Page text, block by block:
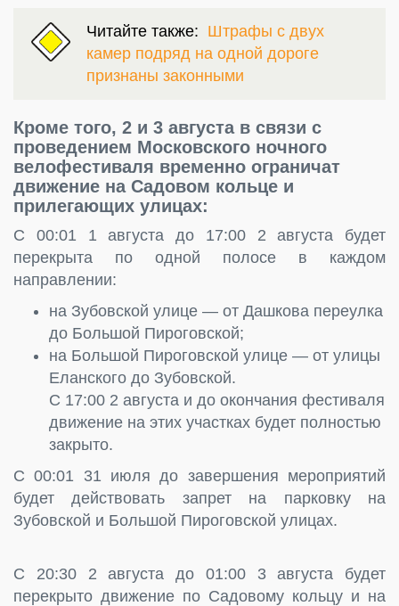
Читайте также: Штрафы с двух
камер подряд на одной дороге
признаны законными
Кроме того, 2 и 3 августа в связи с
проведением Московского ночного
велофестиваля временно ограничат
движение на Садовом кольце и
прилегающих улицах:
С 00:01 1 августа до 17:00 2 августа будет
перекрыта по одной полосе в каждом
направлении:
на Зубовской улице — от Дашкова переулка
до Большой Пироговской;
на Большой Пироговской улице — от улицы
Еланского до Зубовской.
С 17:00 2 августа и до окончания фестиваля
движение на этих участках будет полностью
закрыто.
С 00:01 31 июля до завершения мероприятий
будет действовать запрет на парковку на
Зубовской и Большой Пироговской улицах.
С 20:30 2 августа до 01:00 3 августа будет
перекрыто движение по Садовому кольцу и на